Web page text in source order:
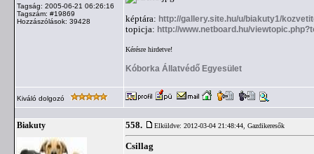
Tagság: 2005-06-21 06:26:16
Tagszám: #19869
Hozzászólások: 39428
képtára: http://gallery.site.hu/u/biakuty1/
topicja: http://www.netboard.hu/
Kérésre hirdetve!
Kóborka Állatvédő Egyesület
Kiváló dolgozó
Biakuty 558. Elküldve: 2012-03-04 21:48:44, Gazdikeresők
Csillag